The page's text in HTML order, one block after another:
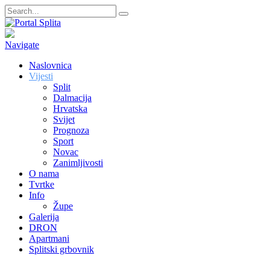
Navigate
Naslovnica
Vijesti
Split
Dalmacija
Hrvatska
Svijet
Prognoza
Sport
Novac
Zanimljivosti
O nama
Tvrtke
Info
Župe
Galerija
DRON
Apartmani
Splitski grbovnik